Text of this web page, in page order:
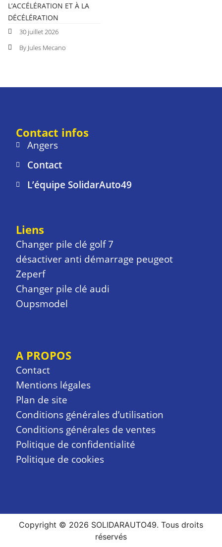
L’ACCÉLÉRATION ET À LA
DÉCÉLÉRATION
30 juillet 2026
By Jules Mecano
Contact infos
Angers
Contact
L’équipe SolidarAuto49
Liens
Changer pile clé golf 7
désactiver anti démarrage peugeot
Zeperf
Changer pile clé audi
Oupsmodel
A PROPOS
Contact
Mentions légales
Plan de site
Conditions générales d’utilisation
Conditions générales de ventes
Politique de confidentialité
Politique de cookies
Copyright © 2026 SOLIDARAUTO49. Tous droits
réservés